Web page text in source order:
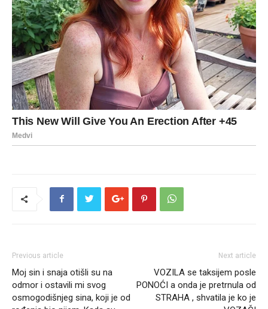
Previous article
Moj sin i snaja otišli su na
odmor i ostavili mi svog
osmogodišnjeg sina, koji je od
Next article
VOZILA se taksijem posle
PONOĆI a onda je pretrnula od
STRAHA , shvatila je ko je